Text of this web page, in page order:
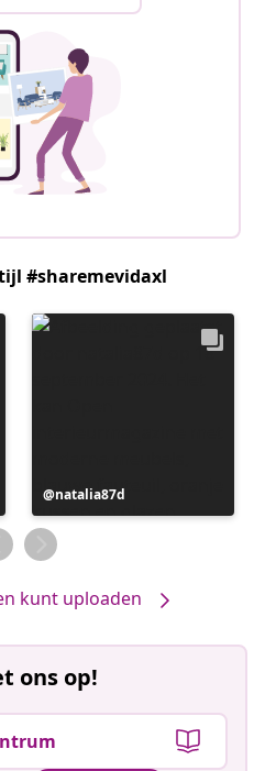
#sharemevidaxl
Bericht
gepubliceerd
door
natalia87d
kunt uploaden
ons op!